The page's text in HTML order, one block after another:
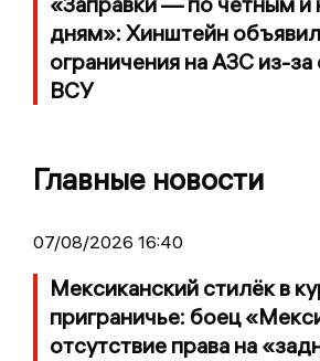
дням»: Хинштейн
ограничения на АЗС из-
ВСУ
Главные новости
07/08/2026 16:40
Мексиканский стилёк в
приграничье: боец
отсутствие права на